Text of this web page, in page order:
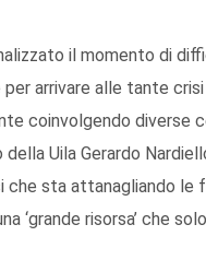
il momento di
arrivare alle tante
coinvolgendo diverse
della Uila Gerardo
sta attanagliando le
‘grande risorsa’ che